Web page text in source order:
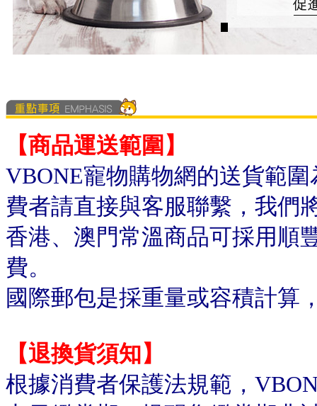
【商品運送範圍】
VBONE寵物購物網的送貨範
費者請直接與客服聯繫，我們
香港、澳門常溫商品可採用順
費。
國際郵包是採重量或容積計
【退換貨須知】
根據消費者保護法規範，